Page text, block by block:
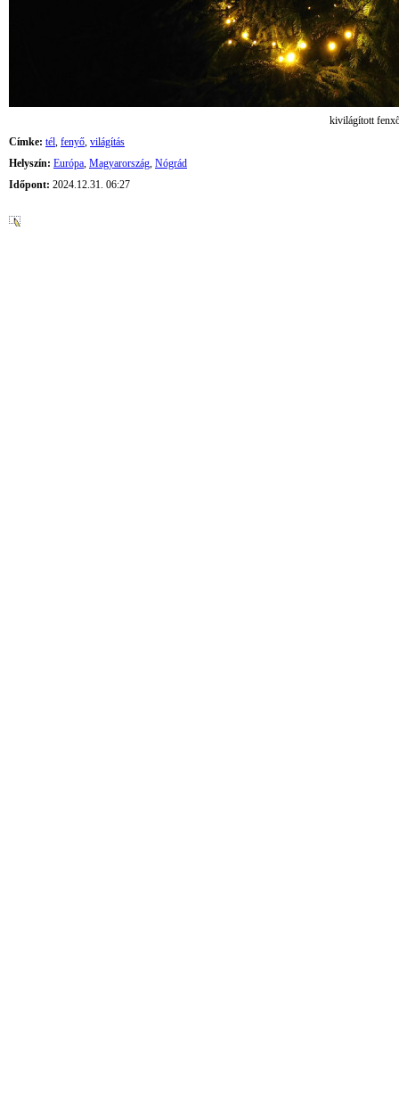
kivilágított
Címke: tél, fenyő, világítás
Helyszín: Európa, Magyarország, Nógrád
Időpont: 2024.12.31. 06:27